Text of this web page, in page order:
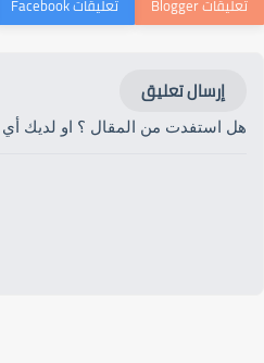
إرسال تعليق
هل استفدت من المقال ؟ او لديك أي